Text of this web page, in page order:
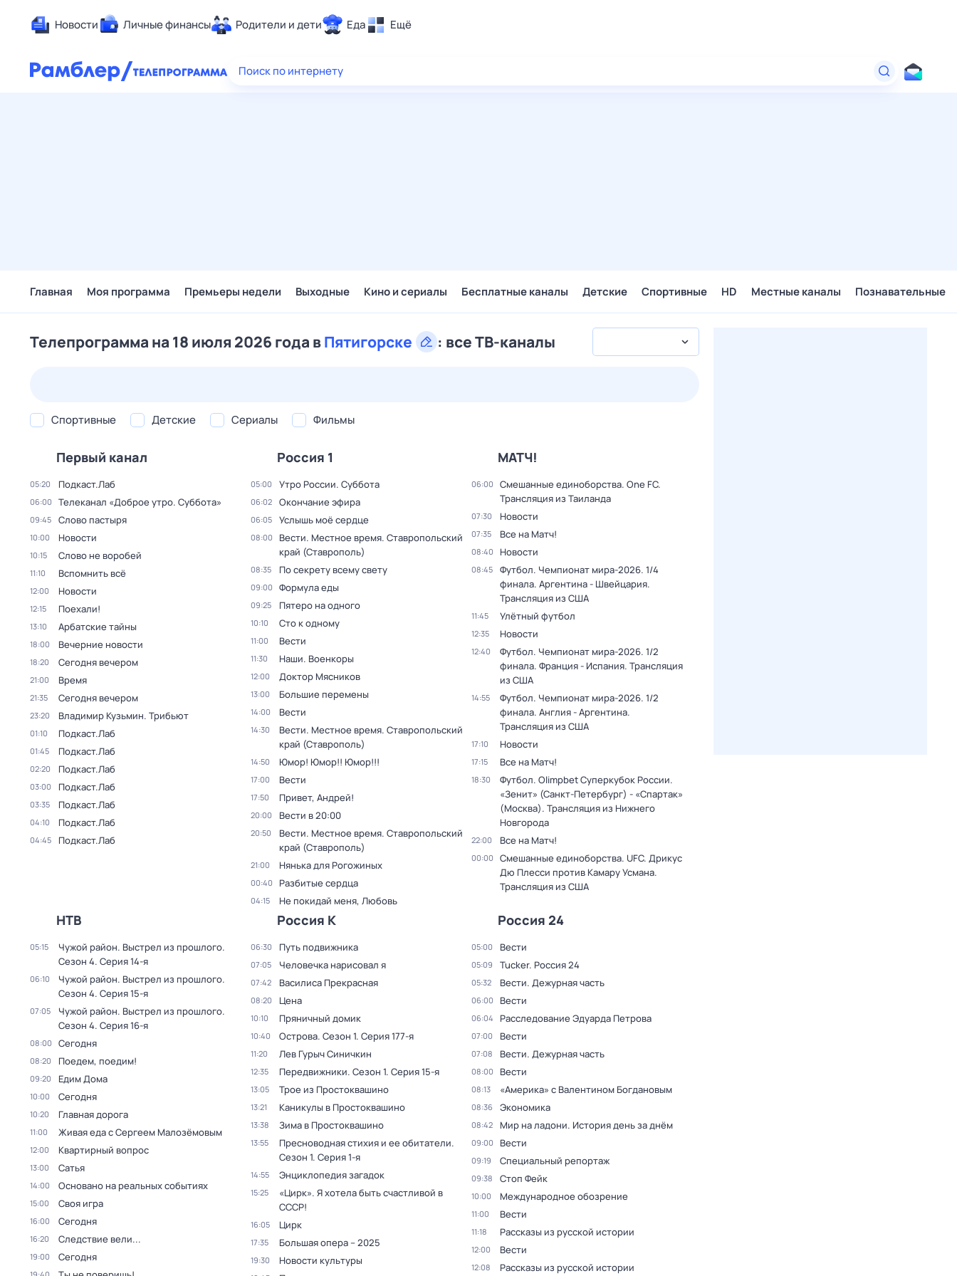
Новости Личные финансы Родители и дети Еда Ещё
Здоровье
Поиск по интернету
Главная Моя программа Премьеры недели Выходные Кино и сериалы Бесплатные каналы Детские Спортивные HD Местные каналы Познавательные
Телепрограмма на 18 июля 2026 года вПятигорске : все ТВ-каналы
Спортивные Детские Сериалы Фильмы
Первый канал
05:20 Подкаст.Лаб
06:00 Телеканал «Доброе утро. Суббота»
09:45 Слово пастыря
10:00 Новости
10:15 Слово не воробей
11:10 Вспомнить всё
12:00 Новости
12:15 Поехали!
13:10 Арбатские тайны
18:00 Вечерние новости
18:20 Сегодня вечером
21:00 Время
21:35 Сегодня вечером
23:20 Владимир Кузьмин. Трибьют
01:10 Подкаст.Лаб
01:45 Подкаст.Лаб
02:20 Подкаст.Лаб
03:00 Подкаст.Лаб
03:35 Подкаст.Лаб
04:10 Подкаст.Лаб
04:45 Подкаст.Лаб
Россия 1
05:00 Утро России. Суббота
06:02 Окончание эфира
06:05 Услышь моё сердце
08:00
Вести. Местное время. Ставропольский
край (Ставрополь)
08:35 По секрету всему свету
09:00 Формула еды
09:25 Пятеро на одного
10:10 Сто к одному
11:00 Вести
11:30 Наши. Военкоры
12:00 Доктор Мясников
13:00 Большие перемены
14:00 Вести
14:30
Вести. Местное время. Ставропольский
край (Ставрополь)
14:50 Юмор! Юмор!! Юмор!!!
17:00 Вести
17:50 Привет, Андрей!
20:00 Вести в 20:00
20:50
Вести. Местное время. Ставропольский
край (Ставрополь)
21:00 Нянька для Рогожиных
00:40 Разбитые сердца
04:15 Не покидай меня, Любовь
МАТЧ!
06:00
Смешанные единоборства. One FC.
Трансляция из Таиланда
07:30 Новости
07:35 Все на Матч!
08:40 Новости
08:45
Футбол. Чемпионат мира-2026. 1/4
финала. Аргентина - Швейцария.
Трансляция из США
11:45 Улётный футбол
12:35 Новости
12:40
Футбол. Чемпионат мира-2026. 1/2
финала. Франция - Испания. Трансляция
из США
14:55
Футбол. Чемпионат мира-2026. 1/2
финала. Англия - Аргентина.
Трансляция из США
17:10 Новости
17:15 Все на Матч!
18:30
Футбол. Olimpbet Суперкубок России.
«Зенит» (Санкт-Петербург) - «Спартак»
(Москва). Трансляция из Нижнего
Новгорода
22:00 Все на Матч!
00:00
Смешанные единоборства. UFC. Дрикус
Дю Плесси против Камару Усмана.
Трансляция из США
НТВ
05:15 Чужой район. Выстрел из прошлого.
Сезон 4. Серия 14-я
06:10 Чужой район. Выстрел из прошлого.
Сезон 4. Серия 15-я
07:05 Чужой район. Выстрел из прошлого.
Сезон 4. Серия 16-я
08:00 Сегодня
08:20 Поедем, поедим!
09:20 Едим Дома
10:00 Сегодня
10:20 Главная дорога
11:00 Живая еда с Сергеем Малозёмовым
12:00 Квартирный вопрос
13:00 Сатья
14:00 Основано на реальных событиях
15:00 Своя игра
16:00 Сегодня
16:20 Следствие вели...
19:00 Сегодня
Россия К
06:30 Путь подвижника
07:05 Человечка нарисовал я
07:42 Василиса Прекрасная
08:20 Цена
10:10 Пряничный домик
10:40 Острова. Сезон 1. Серия 177-я
11:20 Лев Гурыч Синичкин
12:35 Передвижники. Сезон 1. Серия 15-я
13:05 Трое из Простоквашино
13:21 Каникулы в Простоквашино
13:38 Зима в Простоквашино
13:55 Пресноводная стихия и ее обитатели.
Сезон 1. Серия 1-я
14:55 Энциклопедия загадок
15:25
«Цирк». Я хотела быть счастливой в
СССР!
16:05 Цирк
17:35 Большая опера – 2025
19:30 Новости культуры
Россия 24
05:00 Вести
05:09 Tucker. Россия 24
05:32 Вести. Дежурная часть
06:00 Вести
06:04 Расследование Эдуарда Петрова
07:00 Вести
07:08 Вести. Дежурная часть
08:00 Вести
08:13 «Америка» с Валентином Богдановым
08:36 Экономика
08:42 Мир на ладони. История день за днём
09:00 Вести
09:19 Специальный репортаж
09:38 Стоп Фейк
10:00 Международное обозрение
11:00 Вести
11:18 Рассказы из русской истории
12:00 Вести
12:08 Рассказы из русской истории